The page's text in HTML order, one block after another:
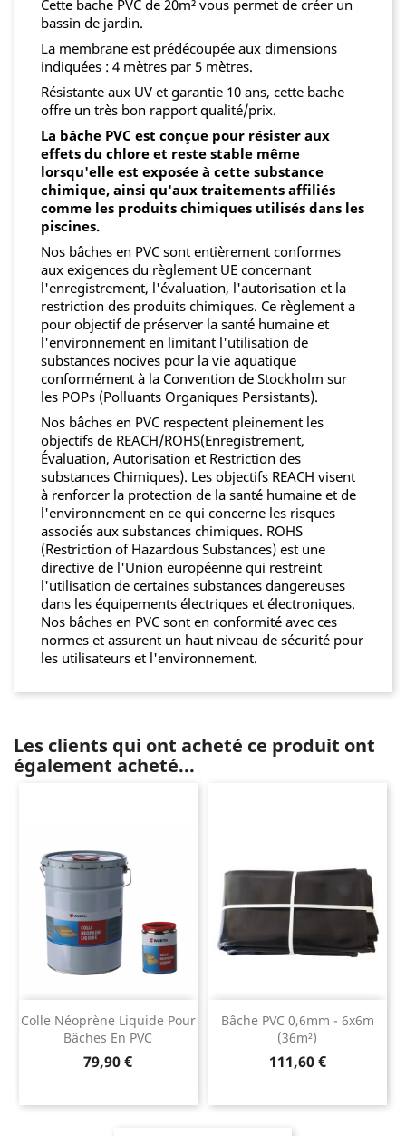
Cette bache PVC de 20m² vous permet de créer un
bassin de jardin.
La membrane est prédécoupée aux dimensions
indiquées : 4 mètres par 5 mètres.
Résistante aux UV et garantie 10 ans, cette bache
offre un très bon rapport qualité/prix.
La bâche PVC est conçue pour résister aux
effets du chlore et reste stable même
lorsqu'elle est exposée à cette substance
chimique, ainsi qu'aux traitements affiliés
comme les produits chimiques utilisés dans les
piscines.
Nos bâches en PVC sont entièrement conformes
aux exigences du règlement UE concernant
l'enregistrement, l'évaluation, l'autorisation et la
restriction des produits chimiques. Ce règlement a
pour objectif de préserver la santé humaine et
l'environnement en limitant l'utilisation de
substances nocives pour la vie aquatique
conformément à la Convention de Stockholm sur
les POPs (Polluants Organiques Persistants).
Nos bâches en PVC respectent pleinement les
objectifs de REACH/ROHS(Enregistrement,
Évaluation, Autorisation et Restriction des
substances Chimiques). Les objectifs REACH visent
à renforcer la protection de la santé humaine et de
l'environnement en ce qui concerne les risques
associés aux substances chimiques. ROHS
(Restriction of Hazardous Substances) est une
directive de l'Union européenne qui restreint
l'utilisation de certaines substances dangereuses
dans les équipements électriques et électroniques.
Nos bâches en PVC sont en conformité avec ces
normes et assurent un haut niveau de sécurité pour
les utilisateurs et l'environnement.
Les clients qui ont acheté ce produit ont
également acheté...
Colle Néoprène Liquide Pour
Bâches En PVC
Prix
79,90 €
Bâche PVC 0,6mm - 6x6m
(36m²)
Prix
111,60 €